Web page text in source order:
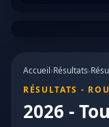
Accueil›Résultats›
RÉSULTATS -
2026 -